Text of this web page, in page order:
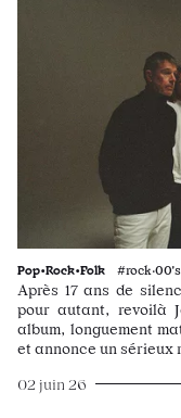
Pop•Rock•Folk #rock·00's
Après 17 ans de
pour autant, revoilà
album, longuement
et annonce un sérieux
02 juin 26